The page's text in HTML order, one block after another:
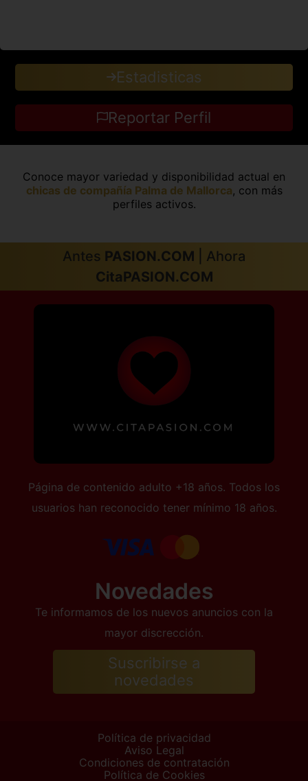
Estadisticas
Reportar Perfil
Conoce mayor variedad y disponibilidad actual en
chicas de compañía Palma de Mallorca, con más
perfiles activos.
Antes PASION.COM | Ahora
CitaPASION.COM
Página de contenido adulto +18 años. Todos los
usuarios han reconocido tener mínimo 18 años.
Novedades
Te informamos de los nuevos anuncios con la
mayor discrección.
Suscribirse a
novedades
Política de privacidad
Aviso Legal
Condiciones de contratación
Política de Cookies